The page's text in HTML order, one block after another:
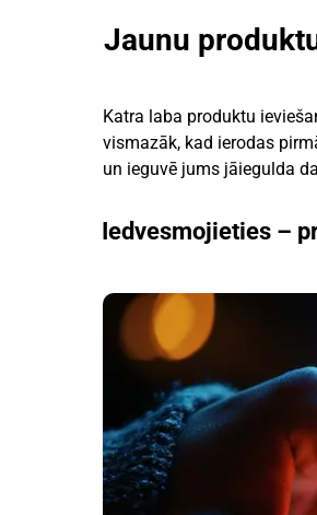
Jaunu
Katra laba produktu
vismazāk, kad ierodas
un ieguvē jums jāiegulda
Iedvesmojieties –